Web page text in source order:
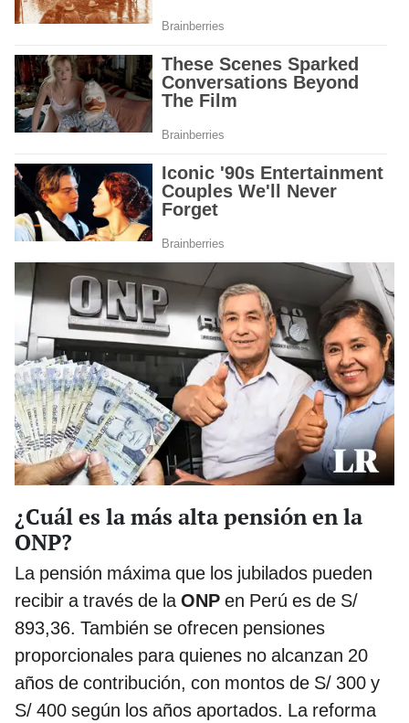
¿Cuál es la más alta pensión en la
ONP?
La pensión máxima que los jubilados pueden
recibir a través de laONP en Perú es de S/
893,36. También se ofrecen pensiones
proporcionales para quienes no alcanzan 20
años de contribución, con montos de S/ 300 y
S/ 400 según los años aportados. La reforma